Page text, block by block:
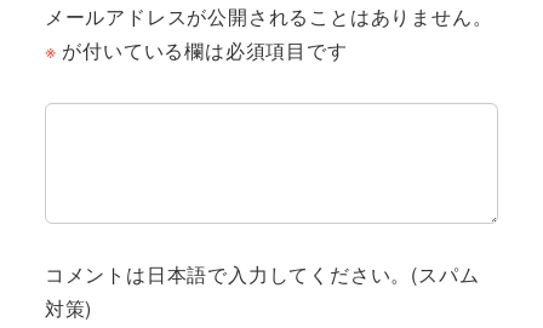
メールアドレスが公開されることはありません。
※ が付いている欄は必須項目です
コメントは日本語で入力してください。(スパム
対策)